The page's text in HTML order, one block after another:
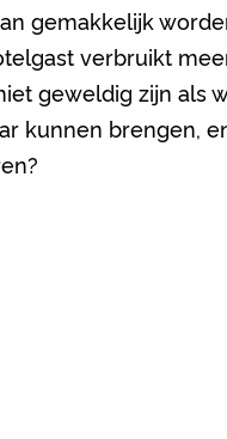
gemakkelijk
verbruikt
geweldig zijn als
kunnen brengen,